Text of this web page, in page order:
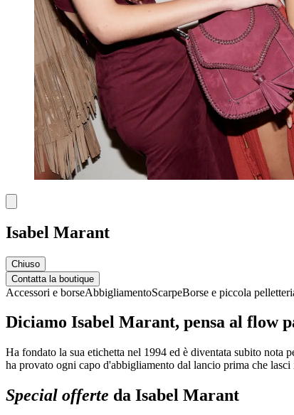
Isabel Marant
Chiuso
Contatta la boutique
Accessori e borseAbbigliamentoScarpeBorse e piccola
Diciamo Isabel Marant, pensa al flow
Ha fondato la sua etichetta nel 1994 ed è diventata subito nota
ha provato ogni capo d'abbigliamento dal lancio prima che
Special offerte da Isabel Marant